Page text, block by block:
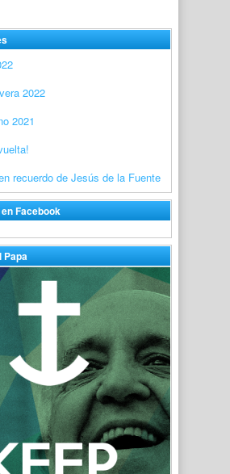
2022
2021
recuerdo de Jesús de la Fuente
Facebook
Papa